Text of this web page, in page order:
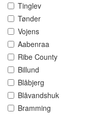
Tinglev
Tønder
Vojens
Aabenraa
Ribe County
Billund
Blåbjerg
Blåvandshuk
Bramming